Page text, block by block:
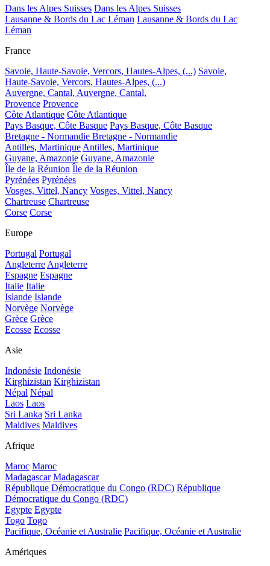
Dans les Alpes Suisses Dans les Alpes Suisses
Lausanne & Bords du Lac Léman Lausanne & Bords du Lac
Léman
France
Savoie, Haute-Savoie, Vercors, Hautes-Alpes, (...) Savoie,
Haute-Savoie, Vercors, Hautes-Alpes, (...)
Auvergne, Cantal, Auvergne, Cantal,
Provence Provence
Côte Atlantique Côte Atlantique
Pays Basque, Côte Basque Pays Basque, Côte Basque
Bretagne - Normandie Bretagne - Normandie
Antilles, Martinique Antilles, Martinique
Guyane, Amazonie Guyane, Amazonie
Île de la Réunion Île de la Réunion
Pyrénées Pyrénées
Vosges, Vittel, Nancy Vosges, Vittel, Nancy
Chartreuse Chartreuse
Corse Corse
Europe
Portugal Portugal
Angleterre Angleterre
Espagne Espagne
Italie Italie
Islande Islande
Norvège Norvège
Grèce Grèce
Ecosse Ecosse
Asie
Indonésie Indonésie
Kirghizistan Kirghizistan
Népal Népal
Laos Laos
Sri Lanka Sri Lanka
Maldives Maldives
Afrique
Maroc Maroc
Madagascar Madagascar
République Démocratique du Congo (RDC) République
Démocratique du Congo (RDC)
Egypte Egypte
Togo Togo
Pacifique, Océanie et Australie Pacifique, Océanie et Australie
Amériques